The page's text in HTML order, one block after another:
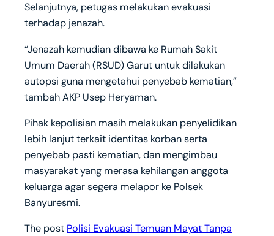
Selanjutnya, petugas melakukan evakuasi
terhadap jenazah.
“Jenazah kemudian dibawa ke Rumah Sakit
Umum Daerah (RSUD) Garut untuk dilakukan
autopsi guna mengetahui penyebab kematian,”
tambah AKP Usep Heryaman.
Pihak kepolisian masih melakukan penyelidikan
lebih lanjut terkait identitas korban serta
penyebab pasti kematian, dan mengimbau
masyarakat yang merasa kehilangan anggota
keluarga agar segera melapor ke Polsek
Banyuresmi.
The post Polisi Evakuasi Temuan Mayat Tanpa